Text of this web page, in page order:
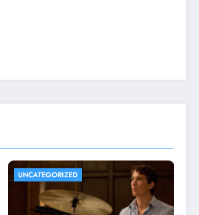
UNCATEGORIZED